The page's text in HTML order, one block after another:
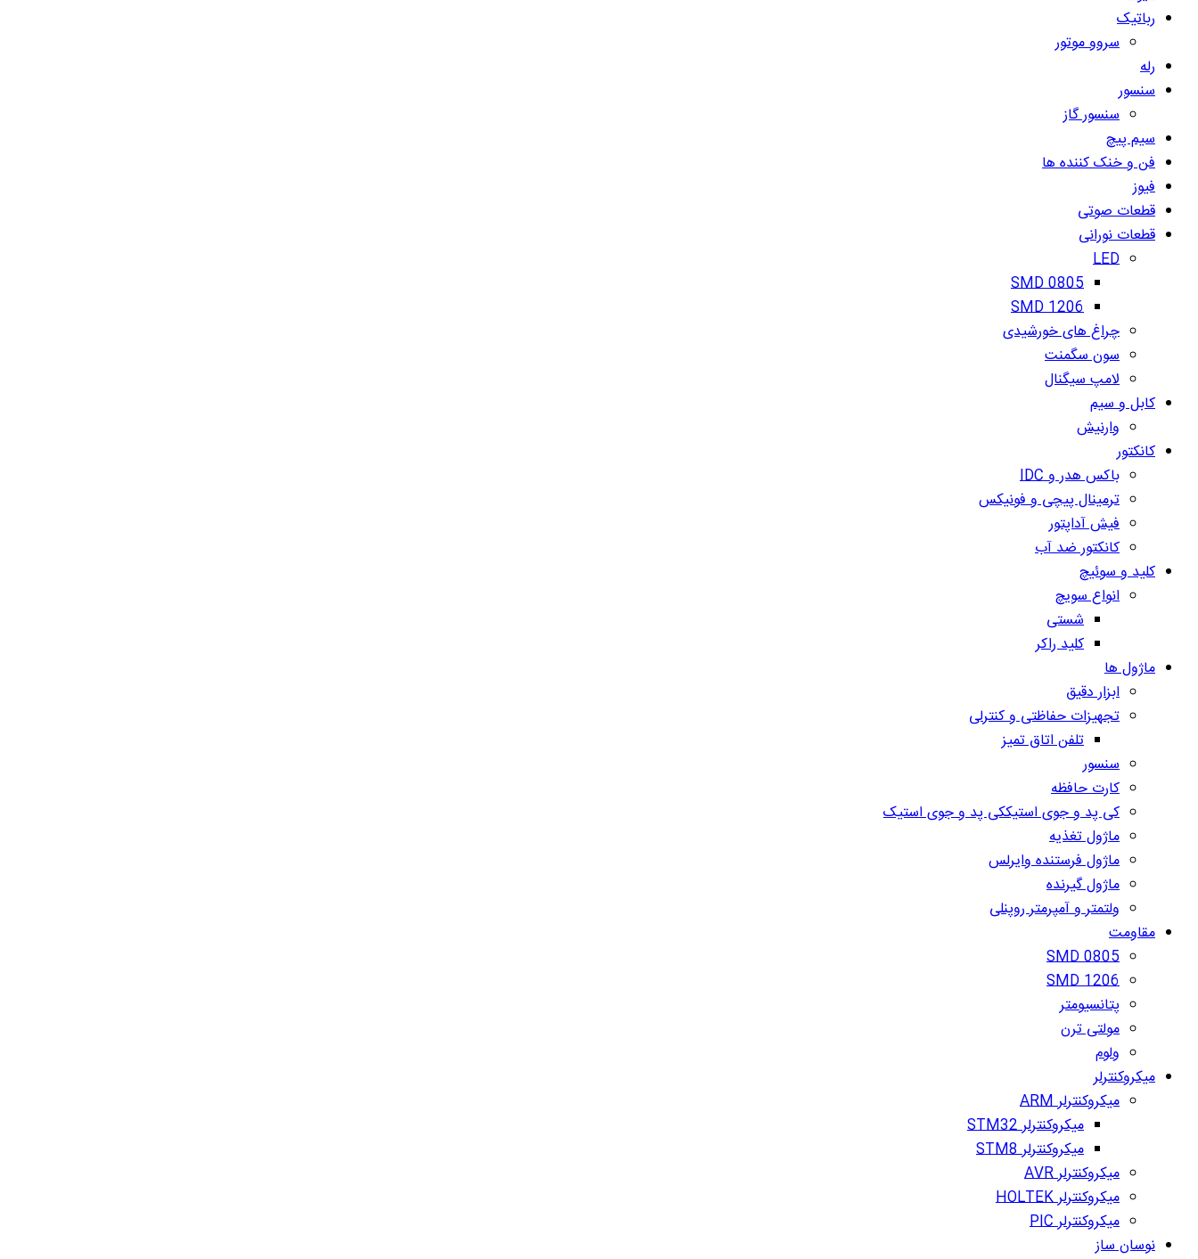
رباتیک
سروو موتور
رله
سنسور
سنسور گاز
سیم پیچ
فن و خنک کننده ها
فیوز
قطعات صوتی
قطعات نورانی
LED
SMD 0805
SMD 1206
چراغ های خورشیدی
سون سگمنت
لامپ سیگنال
کابل و سیم
وارنیش
کانکتور
باکس هدر و IDC
ترمینال پیچی و فونیکس
فیش آداپتور
کانکتور ضد آب
کلید و سوئیچ
انواع سویچ
شستی
کلید راکر
ماژول ها
ابزار دقیق
تجهیزات حفاظتی و کنترلی
تلفن اتاق تمیز
سنسور
کارت حافظه
کی پد و جوی استیککی پد و جوی استیک
ماژول تغذیه
ماژول فرستنده وایرلس
ماژول گیرنده
ولتمتر و آمپرمتر روپنلی
مقاومت
SMD 0805
SMD 1206
پتانسیومتر
مولتی ترن
ولوم
میکروکنترلر
میکروکنترلر ARM
میکروکنترلر STM32
میکروکنترلر STM8
میکروکنترلر AVR
میکروکنترلر HOLTEK
میکروکنترلر PIC
نوسان ساز